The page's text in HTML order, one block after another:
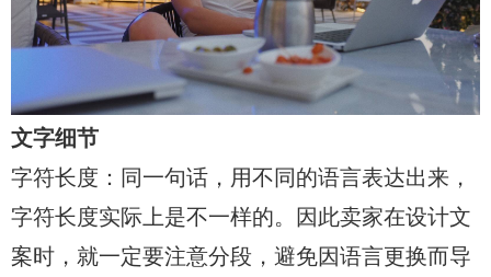
文字细节
字符长度：同一句话，用不同的语言表达出来，
字符长度实际上是不一样的。因此卖家在设计文
案时，就一定要注意分段，避免因语言更换而导